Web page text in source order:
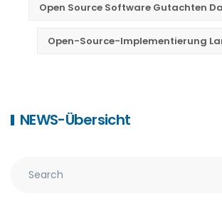
Open Source Software Gutachten
Open-Source-Implementierung
NEWS-Übersicht